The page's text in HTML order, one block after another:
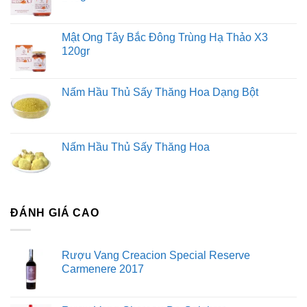
thường) và lấy ra trước 20 phút khi dùng.
Rót đúng lượng rượu
Đổ đầy ly rượu đến gần miệng ly có thể dẫn đến việc
nếm rượu kém. Mặt khác, đổ quá ít rượu có thể dẫn đến
rượu bị ôxy hóa quá mức có thể ảnh hưởng tiêu cực
đến hương vị và mùi thơm.
Rượu vang đỏ: Đổ nửa ly rượu vang đỏ.
Rượu sâm banh: Đổ không quá 2/3 ly.
Gạn hoặc xoáy ly rượu của bạn
gạn, nhưng các loại rượu khác cũng có thể được gạn
trong thời gian ngắn.
tăng hương thơm và hương vị của rượu. Gạn cũng là
một cách tuyệt vời để loại bỏ sulfit và cặn lắng trong các
Mật Ong Tây Bắc Đông Trùng Hạ Thảo X3
120gr
Nấm Hầu Thủ Sấy Thăng Hoa Dạng Bột
Nấm Hầu Thủ Sấy Thăng Hoa
ĐÁNH GIÁ CAO
Rượu Vang Creacion Special Reserve
Carmenere 2017